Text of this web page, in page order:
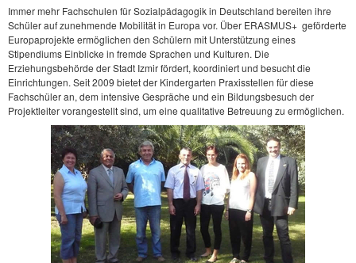
Immer mehr Fachschulen für Sozialpädagogik in Deutschland bereiten ihre
Schüler auf zunehmende Mobilität in Europa vor. Über ERASMUS+ geförderte
Europaprojekte ermöglichen den Schülern mit Unterstützung eines
Stipendiums Einblicke in fremde Sprachen und Kulturen. Die
Erziehungsbehörde der Stadt Izmir fördert, koordiniert und besucht die
Einrichtungen. Seit 2009 bietet der Kindergarten Praxisstellen für diese
Fachschüler an, dem intensive Gespräche und ein Bildungsbesuch der
Projektleiter vorangestellt sind, um eine qualitative Betreuung zu ermöglichen.